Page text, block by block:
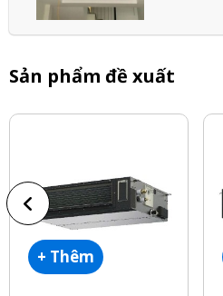
Sản phẩm đề xuất
+ Thêm